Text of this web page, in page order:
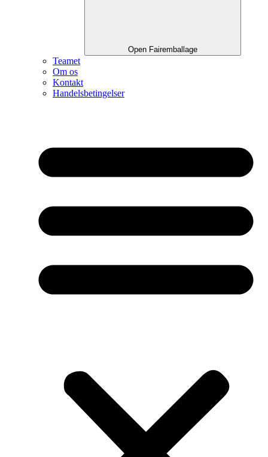
Open Fairemballage
Teamet
Om os
Kontakt
Handelsbetingelser